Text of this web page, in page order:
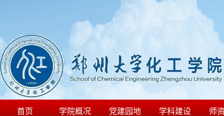
首页 学院概况 党建园地 学科建设 师